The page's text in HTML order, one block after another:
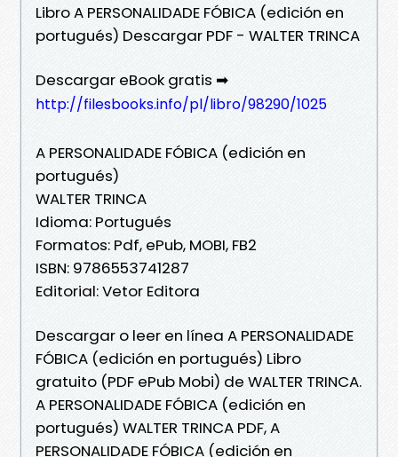
Libro A PERSONALIDADE FÓBICA (edición en
portugués) Descargar PDF - WALTER TRINCA
Descargar eBook gratis ➡
http://filesbooks.info/pl/libro/98290/1025
A PERSONALIDADE FÓBICA (edición en
portugués)
WALTER TRINCA
Idioma: Portugués
Formatos: Pdf, ePub, MOBI, FB2
ISBN: 9786553741287
Editorial: Vetor Editora
Descargar o leer en línea A PERSONALIDADE
FÓBICA (edición en portugués) Libro
gratuito (PDF ePub Mobi) de WALTER TRINCA.
A PERSONALIDADE FÓBICA (edición en
portugués) WALTER TRINCA PDF, A
PERSONALIDADE FÓBICA (edición en